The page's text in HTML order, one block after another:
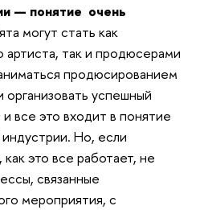
— понятие очень
могут стать как
так и продюсерами
продюсированием
организовать успешный
все это входит в понятие
Но, если
это все работает, не
связанные
мероприятия, с